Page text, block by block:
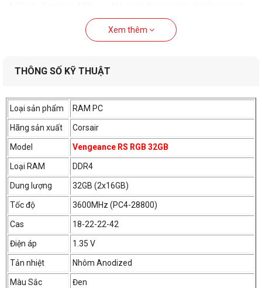
PCB hiệu suất cao và chip
nhớ được sàng lọc cẩn
thận mang lại tốc độ "xé
gió" và độ bền đáng tin cậy
để bạn hoàn toàn yên tâm
cho nhiều năm hoạt động
mà không còn phải "lăn
tăn" về vấn đề máy móc
nữa.
Tản nhiệt nhôm Andoized
Xem thêm
THÔNG SỐ KỸ THUẬT
Loại sản phẩm RAM PC
Hãng sản xuất Corsair
Model Vengeance RS RGB 32GB
Loại RAM DDR4
Dung lượng 32GB (2x16GB)
Tốc độ 3600MHz (PC4-28800)
Cas 18-22-22-42
Điện áp 1.35 V
Tản nhiệt Nhôm Anodized
Màu Sắc Đen